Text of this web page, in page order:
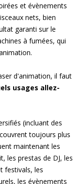
et évènements
nets, bien
garanti sur le
à fumées, qui
d'animation, il faut
usages allez-
(incluant des
toujours plus
maintenant les
les prestas de DJ, les
festivals, les
les évènements